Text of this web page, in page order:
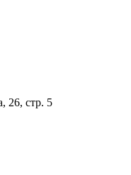
26, стр. 5